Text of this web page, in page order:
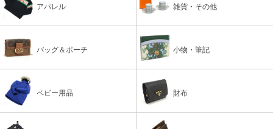
アパレル 雑貨・その他
バッグ＆ポーチ 小物・筆記
ベビー用品 財布